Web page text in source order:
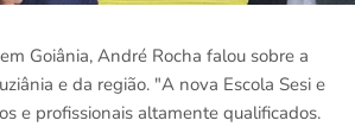
Goiânia, André Rocha falou sobre a
e da região. "A nova Escola Sesi e
e profissionais altamente qualificados.